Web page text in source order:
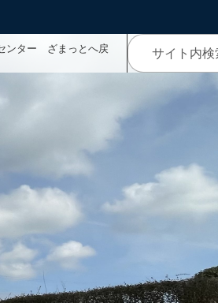
ンター ざまっとへ戻